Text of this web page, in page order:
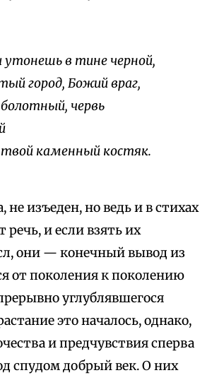
в тине черной,
город, Божий враг,
червь
каменный костяк.
не изъеден, но ведь и в стихах
речь, и если взять их
они — конечный вывод из
от поколения к поколению
углублявшегося
это началось, однако,
и предчувствия сперва
спудом добрый век. О них